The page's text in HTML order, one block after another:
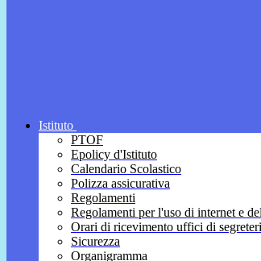
Istituto
PTOF
Epolicy d'Istituto
Calendario Scolastico
Polizza assicurativa
Regolamenti
Regolamenti per l'uso di internet e
Orari di ricevimento uffici di
Sicurezza
Organigramma